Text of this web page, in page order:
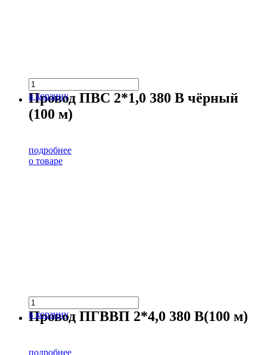
в корзину
Провод ПВС 2*1,0 380 В чёрный
(100 м)
подробнее
о товаре
в корзину
Провод ПГВВП 2*4,0 380 В(100 м)
подробнее